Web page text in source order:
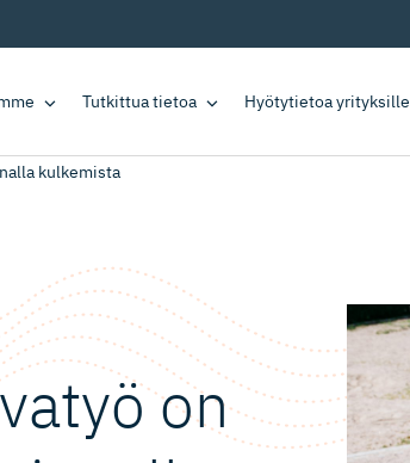
Tutkittua tietoa Hyötytietoa yrityksille
kulkemista
on